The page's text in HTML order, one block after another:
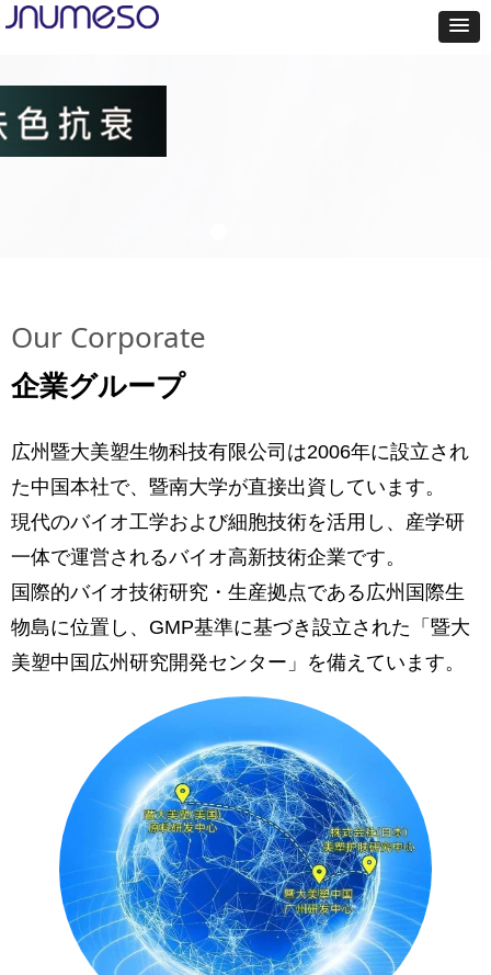
Our Corporate
企業グループ
広州暨大美塑生物科技有限公司は2006年に設立され
た中国本社で、暨南大学が直接出資しています。
現代のバイオ工学および細胞技術を活用し、産学研
一体で運営されるバイオ高新技術企業です。
国際的バイオ技術研究・生産拠点である広州国際生
物島に位置し、GMP基準に基づき設立された「暨大
美塑中国広州研究開発センター」を備えています。